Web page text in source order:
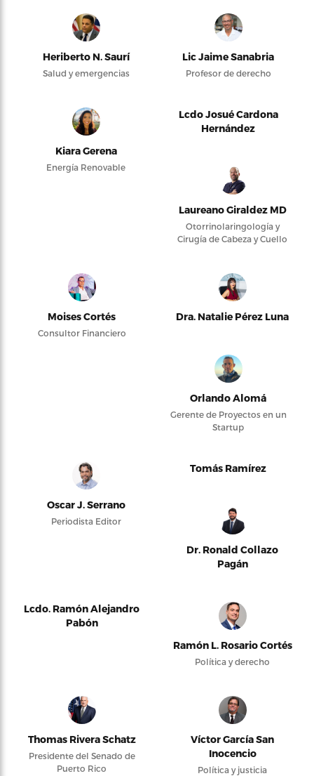
Heriberto N. Saurí
Salud y emergencias
Lic Jaime Sanabria
Profesor de derecho
Kiara Gerena
Energía Renovable
Lcdo Josué Cardona
Hernández
Laureano Giraldez MD
Otorrinolaringología y
Cirugía de Cabeza y Cuello
Moises Cortés
Consultor Financiero
Dra. Natalie Pérez Luna
Orlando Alomá
Gerente de Proyectos en un
Startup
Oscar J. Serrano
Periodista Editor
Tomás Ramírez
Dr. Ronald Collazo
Pagán
Lcdo. Ramón Alejandro
Pabón
Ramón L. Rosario Cortés
Política y derecho
Thomas Rivera Schatz
Presidente del Senado de
Puerto Rico
Víctor García San
Inocencio
Política y justicia